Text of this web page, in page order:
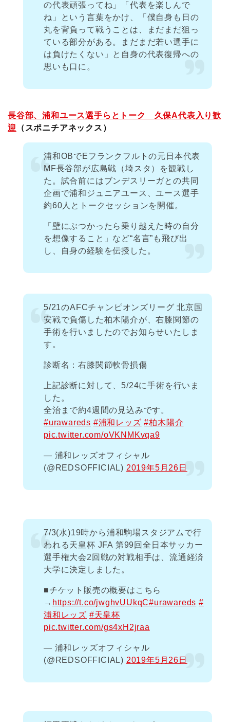
の代表頑張ってね」「代表を楽しんで
ね」という言葉をかけ、「僕自身も日の
丸を背負って戦うことは、まだまだ狙っ
ている部分がある。まだまだ若い選手に
は負けたくない」と自身の代表復帰への
思いも口に。
長谷部、浦和ユース選手らとトーク 久保A代表入り歓
迎
（スポニチアネックス）
浦和OBでEフランクフルトの元日本代表
MF長谷部が広島戦（埼スタ）を観戦し
た。試合前にはブンデスリーガとの共同
企画で浦和ジュニアユース、ユース選手
約60人とトークセッションを開催。
「壁にぶつかったら乗り越えた時の自分
を想像すること」など“名言”も飛び出
し、自身の経験を伝授した。
5/21のAFCチャンピオンズリーグ 北京国
安戦で負傷した柏木陽介が、右膝関節の
手術を行いましたのでお知らせいたしま
す。
診断名：右膝関節軟骨損傷
上記診断に対して、5/24に手術を行いま
した。
全治まで約4週間の見込みです。
#urawareds #浦和レッズ #柏木陽介
pic.twitter.com/oVKNMKvqa9
— 浦和レッズオフィシャル
(@REDSOFFICIAL) 2019年5月26日
7/3(水)19時から浦和駒場スタジアムで行
われる天皇杯 JFA 第99回全日本サッカー
選手権大会2回戦の対戦相手は、流通経済
大学に決定しました。
■チケット販売の概要はこちら
→ https://t.co/jwghvUUkqC#urawareds #
浦和レッズ #天皇杯
pic.twitter.com/gs4xH2jraa
— 浦和レッズオフィシャル
(@REDSOFFICIAL) 2019年5月26日